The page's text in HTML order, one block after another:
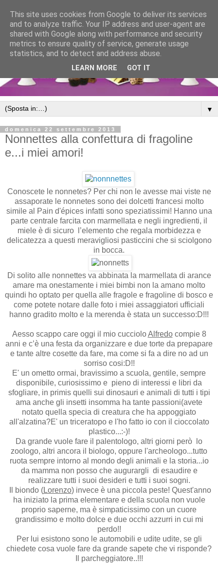
▼
domenica 22 settembre 2013
Nonnettes alla confettura di fragoline
e...i miei amori!
Conoscete le nonnetes? Per chi non le avesse mai viste ne
assaporate le nonnetes sono dei dolcetti francesi molto
simile al Pain d'épices infatti sono speziatissimi! Hanno una
parte centrale farcita con marmellata e negli ingredienti, il
miele è di sicuro l’elemento che regala morbidezza e
delicatezza a questi meravigliosi pasticcini che si sciolgono
in bocca.
Di solito alle nonnettes va abbinata la marmellata di arance
amare ma onestamente i miei bimbi non la amano molto
quindi ho optato per quella alle fragole e fragoline di bosco e
come potete notare dalle foto i miei assaggiatori ufficiali
hanno gradito molto e la merenda è stata un successo:D!!!
Aesso scappo care oggi il mio cuccioloAlfredocompie 8
anni e c’è una festa da organizzare e due torte da prepapare
e tante altre cosette da fare, ma come si fa a dire no ad un
sorriso cosi:D!!
E' un ometto ormai, bravissimo a scuola, gentile, sempre
disponibile, curiosissimo e pieno di interessi e libri da
sfogliare, in primis quelli sui dinosauri e animali di tutti i tipi
ama anche gli insetti insomma ha tante passioni(avete
notato quella specia di creatura che ha appoggiato
all'alzatina?E' un triceratopo e l'ho fatto io con il cioccolato
plastico...:-)!
Da grande vuole fare il palentologo, altri giorni però lo
zoologo, altri ancora il biologo, oppure l'archeologo...tutto
ruota sempre intorno al mondo degli animali e la storia...io
da mamma non posso che augurargli di esaudire e
realizzare tutti i suoi desideri e tutti i suoi sogni.
Il biondo (Lorenzo) invece è una piccola peste! Quest'anno
ha iniziato la prima elementare e della scuola non vuole
proprio saperne, ma è simpaticissimo con un cuore
grandissimo e molto dolce e due occhi azzurri in cui mi
perdo!!
Per lui esistono sono le automobili e udite udite, se gli
chiedete cosa vuole fare da grande sapete che vi risponde?
Il parcheggiatore..!!!
This site uses cookies from Google to deliver its services
and to analyze traffic. Your IP address and user-agent are
shared with Google along with performance and security
metrics to ensure quality of service, generate usage
statistics, and to detect and address abuse.
LEARN MORE GOT IT